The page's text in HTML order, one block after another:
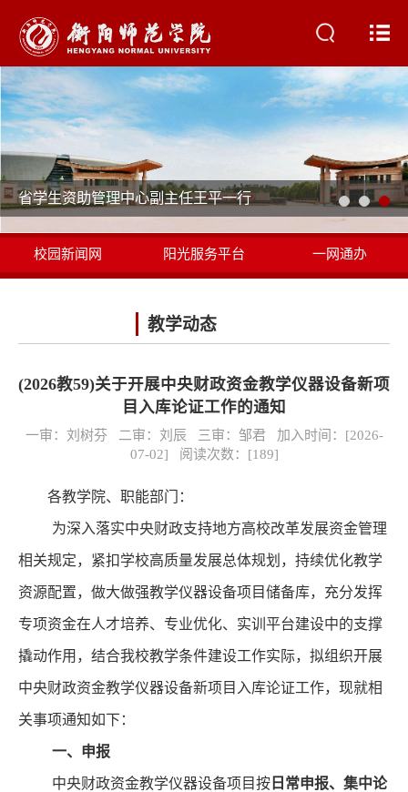
省学生资助管理中心副主任王平一行
校园新闻网 阳光服务平台 一网通办
教学动态
(2026教59)关于开展中央财政资金教学仪器设备新项
目入库论证工作的通知
一审：刘树芬 二审：刘辰 三审：邹君 加入时间：[2026-
07-02] 阅读次数：[189]
各教学院、 职能部门 ：
为深入落实中央财政支持地方高校改革发展资金管理
相关规定，紧扣学校高质量发展总体规划，持续优化教学
资源配置，做大做强教学仪器设备项目储备库，充分发挥
专项资金在人才培养、专业优化、实训平台建设中的支撑
撬动作用，结合我校教学条件建设工作实际，拟组织开展
中央财政资金教学仪器设备新项目入库论证工作， 现就相
关事项通知如下：
一、 申报
中央财政资金教学仪器设备项目按 日常申报、集中论